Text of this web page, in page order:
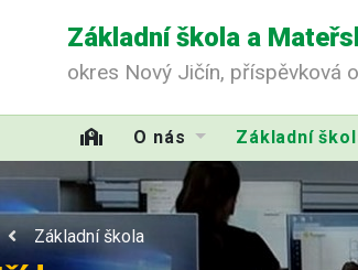
Základní škola a
okres Nový Jičín, příspěvková
O nás Základní
Základní škola